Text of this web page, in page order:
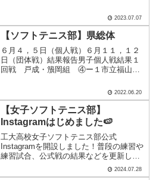
早めの8時に学校集合し、バスに揺られる
こと約2時間30分。岡山大学に到着です！
曇天では.....
2023.07.07
【ソフトテニス部】県総体
６月４，５日（個人戦）６月１１，１２
日（団体戦）結果報告男子個人戦結果１
回戦 戸成・籏岡組 ④ー１市立福山高
高校 奥 ・福山組 ④ー１西条
農業高校 郷原・山形組 ④ー１
国際学院高校２回戦 戸成.....
2022.06.20
【女子ソフトテニス部】
Instagramはじめました🍉
工大高校女子ソフトテニス部公式
Instagramを開設しました！普段の練習や
練習試合、公式戦の結果などを更新して
いきます！みなさん、フォローよろしく
お願いします☺︎
2024.07.28